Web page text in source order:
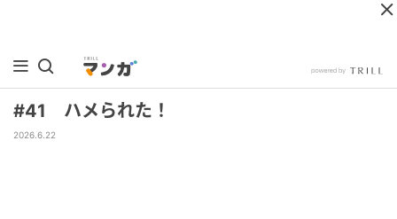
#41 ハメられた！
2026.6.22